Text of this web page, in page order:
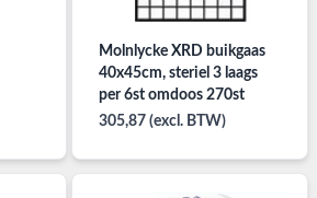
Molnlycke XRD buikgaas
40x45cm, steriel 3 laags
per 6st omdoos 270st
305,87 (excl. BTW)